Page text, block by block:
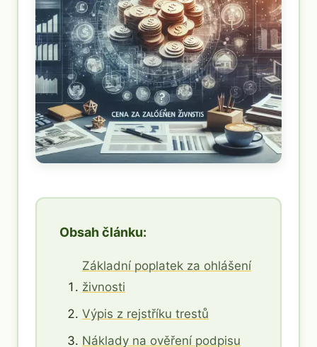
Obsah článku:
Základní poplatek za ohlášení
živnosti
Výpis z rejstříku trestů
Náklady na ověření podpisu